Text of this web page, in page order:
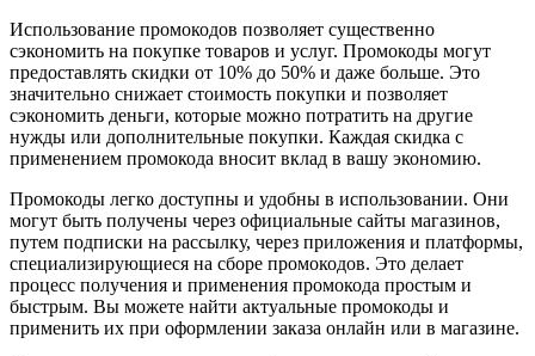
Использование промокодов позволяет существенно
сэкономить на покупке товаров и услуг. Промокоды могут
предоставлять скидки от 10% до 50% и даже больше. Это
значительно снижает стоимость покупки и позволяет
сэкономить деньги, которые можно потратить на другие
нужды или дополнительные покупки. Каждая скидка с
применением промокода вносит вклад в вашу экономию.
Промокоды легко доступны и удобны в использовании. Они
могут быть получены через официальные сайты магазинов,
путем подписки на рассылку, через приложения и платформы,
специализирующиеся на сборе промокодов. Это делает
процесс получения и применения промокода простым и
быстрым. Вы можете найти актуальные промокоды и
применить их при оформлении заказа онлайн или в магазине.